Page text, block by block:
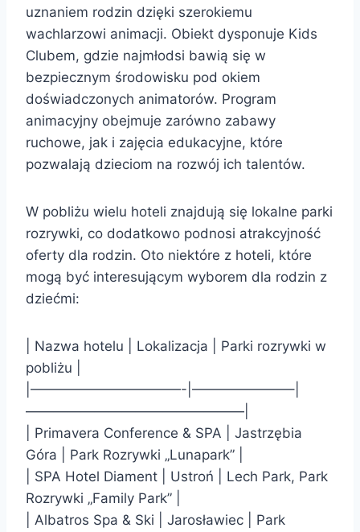
uznaniem rodzin dzięki szerokiemu
wachlarzowi animacji. Obiekt dysponuje Kids
Clubem, gdzie najmłodsi bawią się w
bezpiecznym środowisku pod okiem
doświadczonych animatorów. Program
animacyjny obejmuje zarówno zabawy
ruchowe, jak i zajęcia edukacyjne, które
pozwalają dzieciom na rozwój ich talentów.
W pobliżu wielu hoteli znajdują się lokalne parki
rozrywki, co dodatkowo podnosi atrakcyjność
oferty dla rodzin. Oto niektóre z hoteli, które
mogą być interesującym wyborem dla rodzin z
dziećmi:
| Nazwa hotelu | Lokalizacja | Parki rozrywki w
pobliżu |
|———————————-|———————–|
————————————————|
| Primavera Conference & SPA | Jastrzębia
Góra | Park Rozrywki „Lunapark” |
| SPA Hotel Diament | Ustroń | Lech Park, Park
Rozrywki „Family Park” |
| Albatros Spa & Ski | Jarosławiec | Park